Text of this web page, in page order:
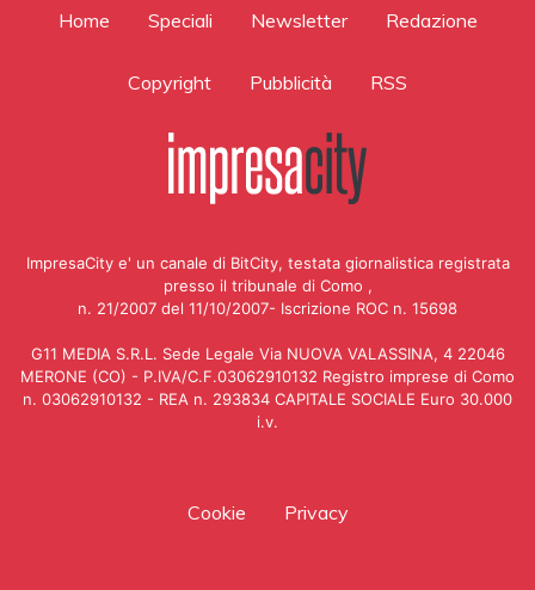
Home Speciali Newsletter Redazione
Copyright Pubblicità RSS
ImpresaCity e' un canale di BitCity, testata giornalistica registrata
presso il tribunale di Como ,
n. 21/2007 del 11/10/2007- Iscrizione ROC n. 15698
G11 MEDIA S.R.L. Sede Legale Via NUOVA VALASSINA, 4 22046
MERONE (CO) - P.IVA/C.F.03062910132 Registro imprese di Como
n. 03062910132 - REA n. 293834 CAPITALE SOCIALE Euro 30.000
i.v.
Cookie Privacy